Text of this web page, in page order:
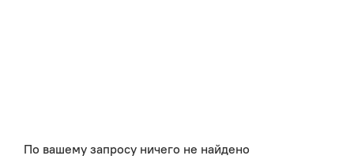
По вашему запросу ничего не найдено